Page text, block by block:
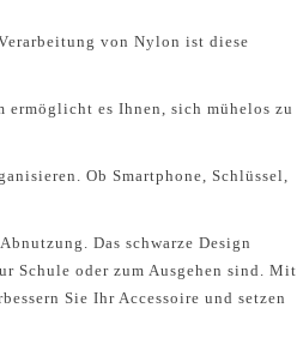
von Nylon ist diese
es Ihnen, sich mühelos zu
Ob Smartphone, Schlüssel,
Das schwarze Design
Schule oder zum Ausgehen sind. Mit
Sie Ihr Accessoire und setzen